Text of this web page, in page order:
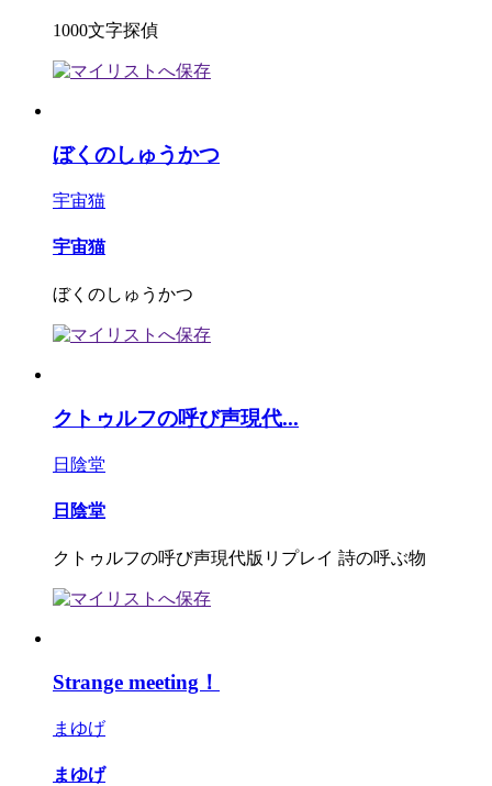
1000文字探偵
ぼくのしゅうかつ
宇宙猫
宇宙猫
ぼくのしゅうかつ
クトゥルフの呼び声現代...
日陰堂
日陰堂
クトゥルフの呼び声現代版リプレイ 詩の呼ぶ物
Strange meeting！
まゆげ
まゆげ